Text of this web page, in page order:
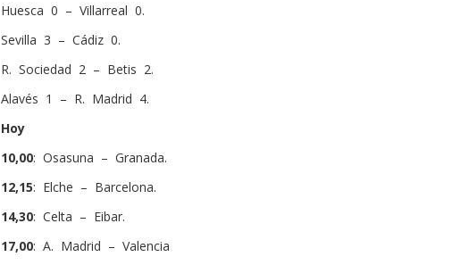
Huesca 0 – Villarreal 0.
Sevilla 3 – Cádiz 0.
R. Sociedad 2 – Betis 2.
Alavés 1 – R. Madrid 4.
Hoy
10,00: Osasuna – Granada.
12,15: Elche – Barcelona.
14,30: Celta – Eibar.
17,00: A. Madrid – Valencia